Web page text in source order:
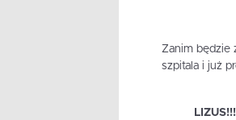
Zanim będzie
szpitala i już